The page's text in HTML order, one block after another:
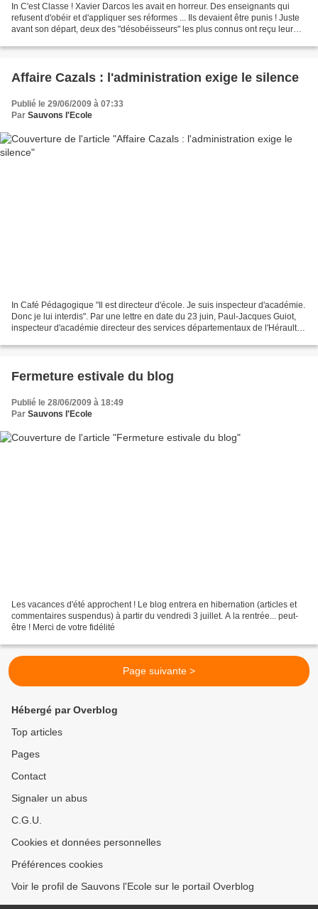
In C'est Classe ! Xavier Darcos les avait en horreur. Des enseignants qui
refusent d'obéir et d'appliquer ses réformes ... Ils devaient être punis ! Juste
avant son départ, deux des "désobéisseurs" les plus connus ont reçu leur
Affaire Cazals : l'administration exige le silence
Publié le 29/06/2009 à 07:33
Par Sauvons l'Ecole
In Café Pédagogique "Il est directeur d'école. Je suis inspecteur d'académie.
Donc je lui interdis". Par une lettre en date du 23 juin, Paul-Jacques Guiot,
inspecteur d'académie directeur des services départementaux de l'Hérault, a
Fermeture estivale du blog
Publié le 28/06/2009 à 18:49
Par Sauvons l'Ecole
Les vacances d'été approchent ! Le blog entrera en hibernation (articles et
commentaires suspendus) à partir du vendredi 3 juillet. A la rentrée... peut-
être ! Merci de votre fidélité
Page suivante >
Hébergé par Overblog
Top articles
Pages
Contact
Signaler un abus
C.G.U.
Cookies et données personnelles
Préférences cookies
Voir le profil de Sauvons l'Ecole sur le portail Overblog